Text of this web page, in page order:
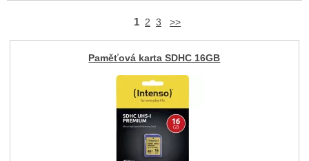
1 2 3 >>
Paměťová karta SDHC 16GB